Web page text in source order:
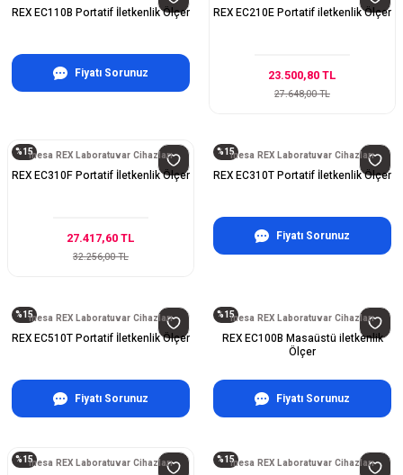
REX EC110B Portatif İletkenlik Ölçer
Fiyatı Sorunuz
REX EC210E Portatif iletkenlik Ölçer
23.500,80 TL
27.648,00 TL
%15inesa REX Laboratuvar Cihazları
REX EC310F Portatif İletkenlik Ölçer
27.417,60 TL
32.256,00 TL
%15inesa REX Laboratuvar Cihazları
REX EC310T Portatif İletkenlik Ölçer
Fiyatı Sorunuz
%15inesa REX Laboratuvar Cihazları
REX EC510T Portatif İletkenlik Ölçer
Fiyatı Sorunuz
%15inesa REX Laboratuvar Cihazları
REX EC100B Masaüstü iletkenlik
Ölçer
Fiyatı Sorunuz
%15inesa REX Laboratuvar Cihazları %15inesa REX Laboratuvar Cihazları